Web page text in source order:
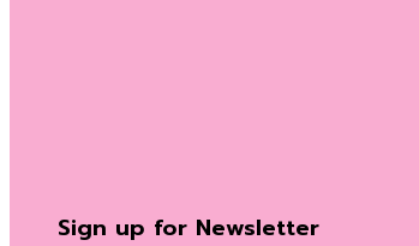
Sign up for Newsletter